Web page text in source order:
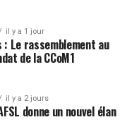
il y a 1 jour
Le rassemblement au
de la CCoM1
il y a 2 jours
donne un nouvel élan